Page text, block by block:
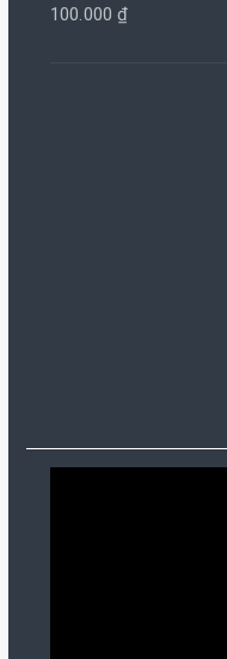
100.000₫